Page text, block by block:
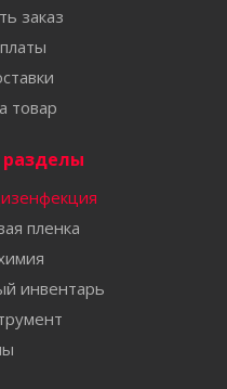
заказ
товар
пленка
инвентарь